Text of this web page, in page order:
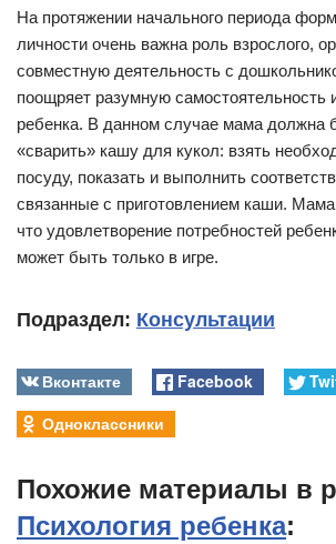
На протяжении начального периода
личности очень важна роль взрослого,
совместную деятельность с
поощряет разумную самостоятельность
ребенка. В данном случае мама должна
«сварить» кашу для кукол: взять
посуду, показать и выполнить
связанные с приготовлением каши.
что удовлетворение потребностей
может быть только в игре.
Подраздел: Консультации
Вконтакте Facebook
Одноклассники
Похожие материалы в
Психология ребенка: